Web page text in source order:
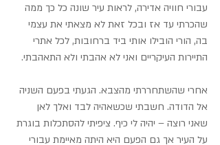
עבורי חוויה אדירה, לראות עיר שונה כל כך ממה
שהכרתי עד אז ובכל זאת לא מצאתי את עצמי
בה, הורי הובילו אותי ביד ברחובות, לכל אתרי
התיירות העיקריים ואני לא אהבתי ולא התאהבתי.
אחרי שהשתחררתי מהצבא. הגעתי בפעם השניה
אל הדודה. חשבתי שכשאהיה לבד ואלך לאן
שאני רוצה – יהיה לי כיף. ציפיתי להסתכלות בוגרת
על העיר אך גם הפעם היא היתה מאיימת עבורי